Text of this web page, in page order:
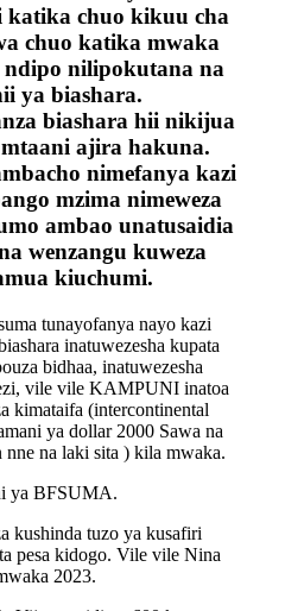
katika chuo kikuu cha
chuo katika mwaka
nilipokutana na
ya biashara.
biashara hii nikijua
ajira hakuna.
nimefanya kazi
mzima nimeweza
ambao unatusaidia
wenzangu kuweza
kiuchumi.
tunayofanya nayo kazi
inatuwezesha kupata
bidhaa, inatuwezesha
vile vile KAMPUNI inatoa
kimataifa (intercontinental
ya dollar 2000 Sawa na
na laki sita ) kila mwaka.
ya BFSUMA.
kushinda tuzo ya kusafiri
pesa kidogo. Vile vile Nina
2023.